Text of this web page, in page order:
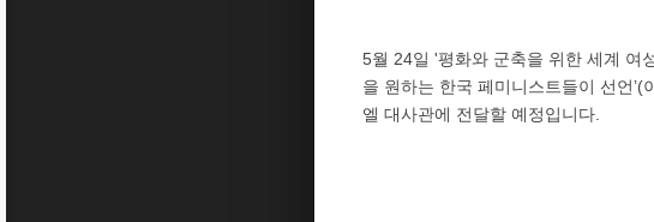
5월 24일 '평화와 군축을 위한 세계 여
을 원하는 한국 페미니스트들이 선언’(
엘 대사관에 전달할 예정입니다.